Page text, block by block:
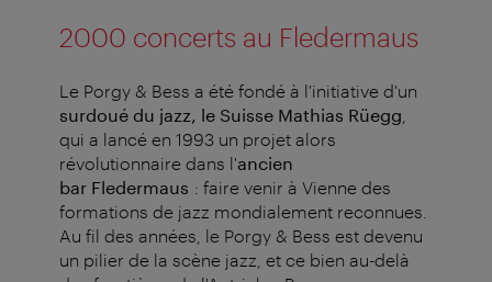
2000 concerts au Fledermaus
Le Porgy & Bess a été fondé à l'initiative d'un
surdoué du jazz, le Suisse Mathias Rüegg
qui a lancé en 1993 un projet alors
révolutionnaire dans l'ancien
bar Fledermaus : faire venir à Vienne des
formations de jazz mondialement reconnues.
Au fil des années, le Porgy & Bess est devenu
un pilier de la scène jazz, et ce bien au-delà